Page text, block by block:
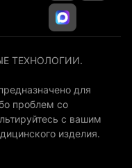
ТЕХНОЛОГИИ.
для
проблем со
с вашим
изделия.